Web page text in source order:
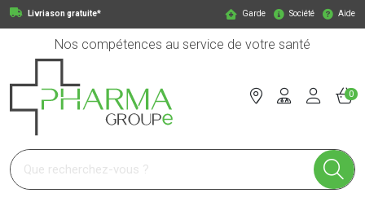
Livriason gratuite* Garde Société Aide
Nos compétences au service de votre santé
Pharmagroupe Votre pharmacie en ligne à votre service
0